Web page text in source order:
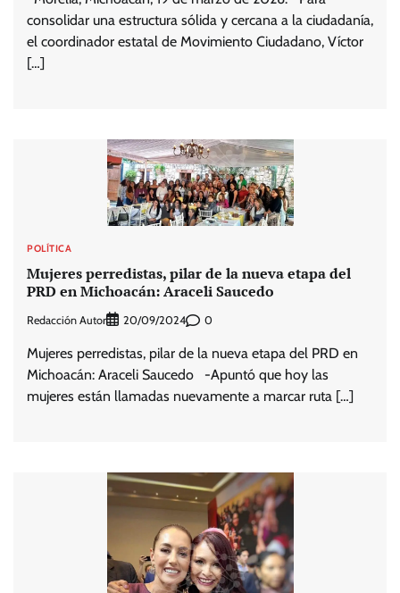
consolidar una estructura sólida y cercana a la ciudadanía,
el coordinador estatal de Movimiento Ciudadano, Víctor
[…]
POLÍTICA
Mujeres perredistas, pilar de la nueva etapa del
PRD en Michoacán: Araceli Saucedo
Redacción Autor 20/09/2024 0
Mujeres perredistas, pilar de la nueva etapa del PRD en
Michoacán: Araceli Saucedo -Apuntó que hoy las
mujeres están llamadas nuevamente a marcar ruta […]